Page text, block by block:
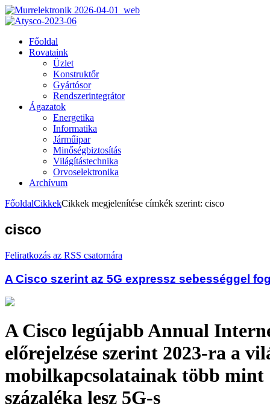
Főoldal
Rovataink
Üzlet
Konstruktőr
Gyártósor
Rendszerintegrátor
Ágazatok
Energetika
Informatika
Járműipar
Minőségbiztosítás
Világítástechnika
Orvoselektronika
Archívum
FőoldalCikkekCikkek megjelenítése címkék szerint: cisco
cisco
Feliratkozás az RSS csatornára
A Cisco szerint az 5G expressz sebességgel
A Cisco legújabb Annual
előrejelzése szerint 2023-ra a
mobilkapcsolatainak több mint
százaléka lesz 5G-s